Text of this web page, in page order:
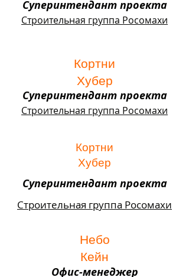
Суперинтендант проекта
Строительная группа Росомахи
Кортни
Хубер
Суперинтендант проекта
Строительная группа Росомахи
Кортни
Хубер
Суперинтендант проекта
Строительная группа Росомахи
Небо
Кейн
Офис-менеджер